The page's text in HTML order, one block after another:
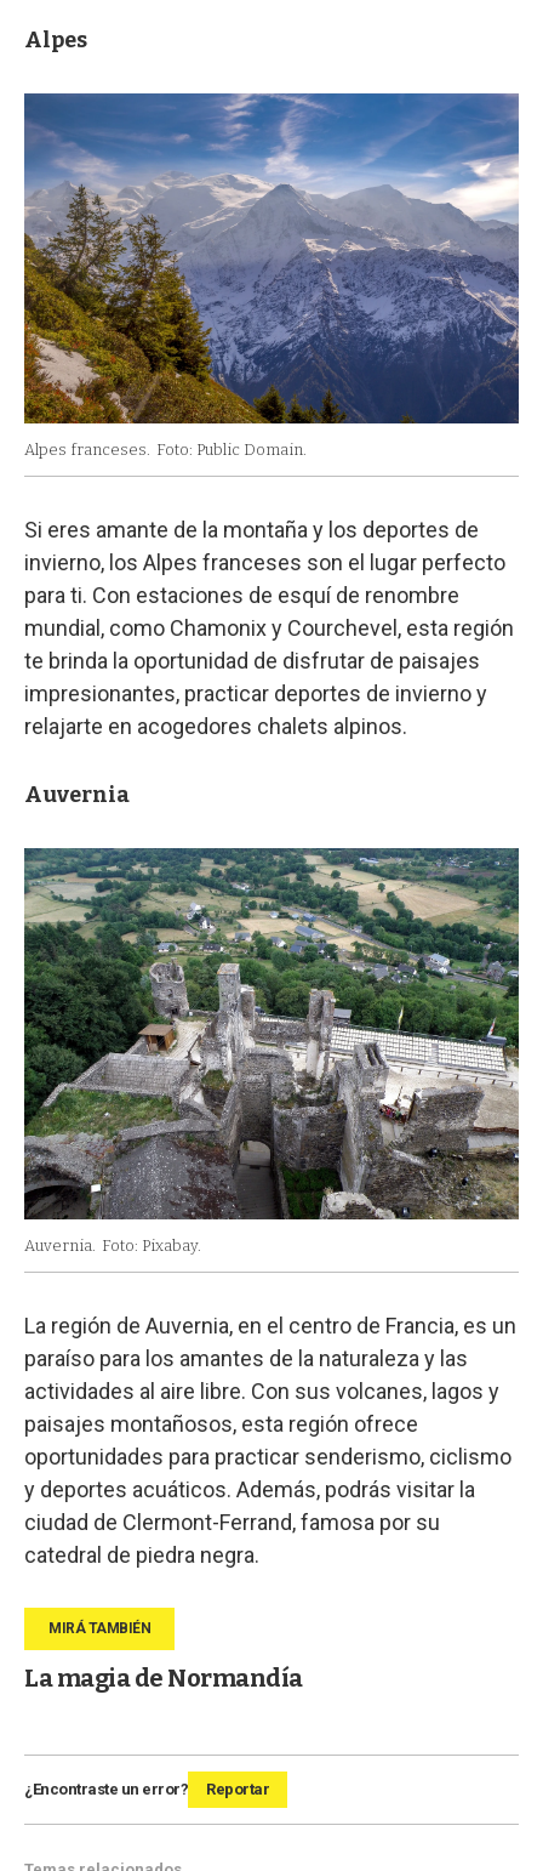
Alpes
Alpes franceses. Foto: Public Domain.
Si eres amante de la montaña y los deportes de
invierno, los Alpes franceses son el lugar perfecto
para ti. Con estaciones de esquí de renombre
mundial, como Chamonix y Courchevel, esta región
te brinda la oportunidad de disfrutar de paisajes
impresionantes, practicar deportes de invierno y
relajarte en acogedores chalets alpinos.
Auvernia
Auvernia. Foto: Pixabay.
La región de Auvernia, en el centro de Francia, es un
paraíso para los amantes de la naturaleza y las
actividades al aire libre. Con sus volcanes, lagos y
paisajes montañosos, esta región ofrece
oportunidades para practicar senderismo, ciclismo
y deportes acuáticos. Además, podrás visitar la
ciudad de Clermont-Ferrand, famosa por su
catedral de piedra negra.
La magia de Normandía
¿Encontraste un error? Reportar